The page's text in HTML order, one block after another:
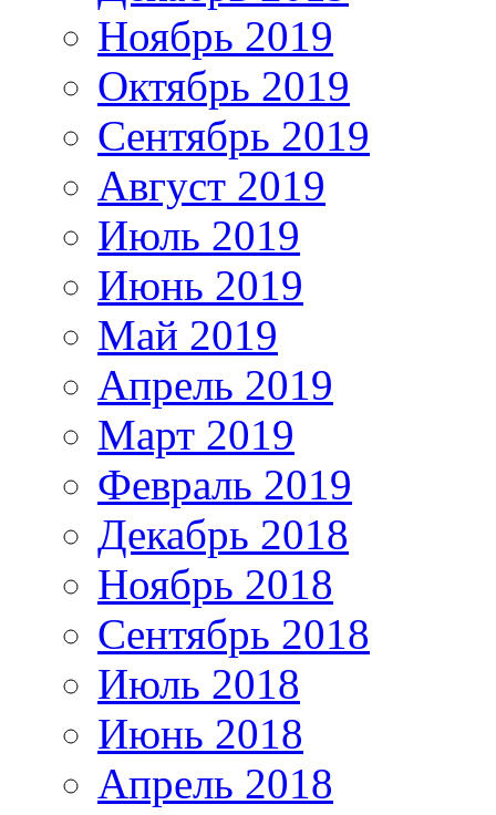
Ноябрь 2019
Октябрь 2019
Сентябрь 2019
Август 2019
Июль 2019
Июнь 2019
Май 2019
Апрель 2019
Март 2019
Февраль 2019
Декабрь 2018
Ноябрь 2018
Сентябрь 2018
Июль 2018
Июнь 2018
Апрель 2018